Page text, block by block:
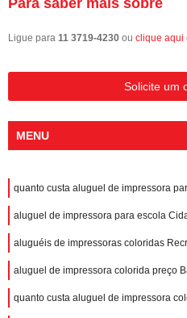
Ligue para 11 3719-4230 ou clique aqui
Solicite um
MENU
quanto custa aluguel de impressora
aluguel de impressora para escola
aluguéis de impressoras coloridas
aluguel de impressora colorida preço
quanto custa aluguel de impressora